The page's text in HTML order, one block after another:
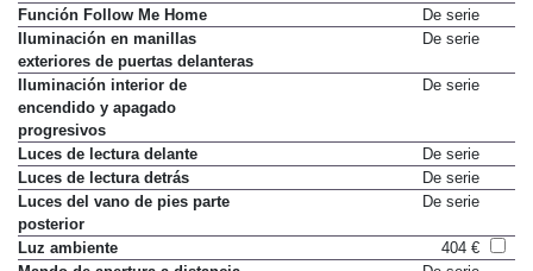
automático
Función Follow Me Home
De serie
Iluminación en manillas
exteriores de puertas delanteras
Iluminación interior de
encendido y apagado
progresivos
Luces de lectura delante
De serie
Luces de lectura detrás
De serie
Luces del vano de pies parte
posterior
Luz ambiente 404 €